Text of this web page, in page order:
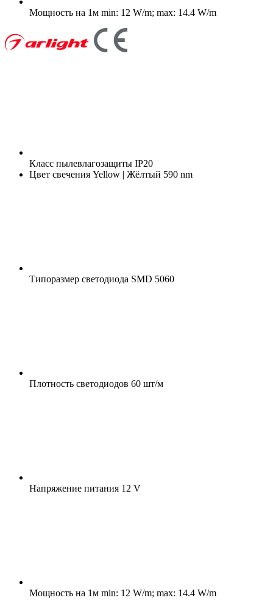
Мощность на 1м min: 12 W/m; max: 14.4 W/m
Класс пылевлагозащиты IP20
Цвет свечения Yellow | Жёлтый 590 nm
Типоразмер светодиода SMD 5060
Плотность светодиодов 60 шт/м
Напряжение питания 12 V
Мощность на 1м min: 12 W/m; max: 14.4 W/m